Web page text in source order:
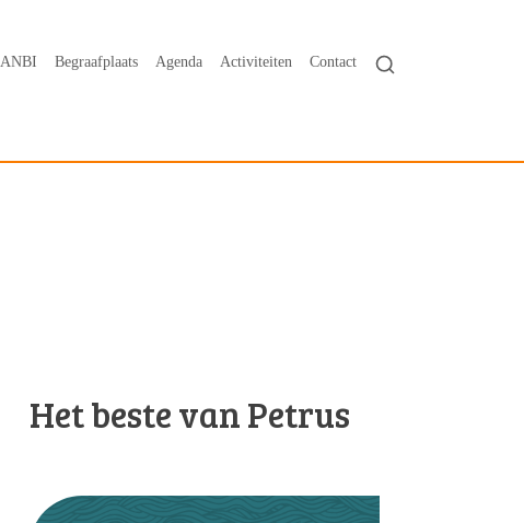
ANBI Begraafplaats Agenda Activiteiten Contact
Het beste van Petrus